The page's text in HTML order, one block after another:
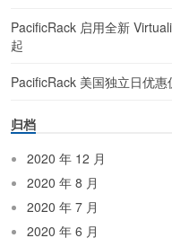
PacificRack 启用全新
起
PacificRack 美国独立日优
归档
2020 年 12 月
2020 年 8 月
2020 年 7 月
2020 年 6 月